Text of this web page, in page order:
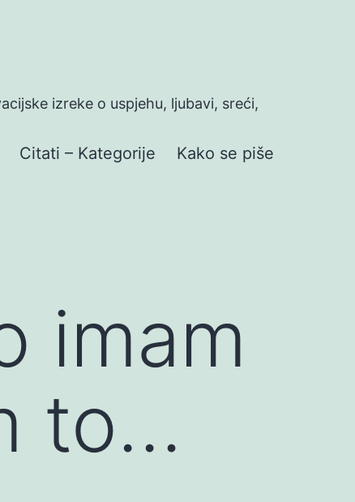
izreke o uspjehu, ljubavi, sreći,
Citati – Kategorije Kako se piše
imam
to…